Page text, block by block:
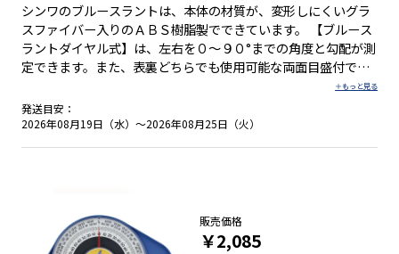
シンワのブルースラントは、本体の材質が、変形しにくいグラ
スファイバー入りのＡＢＳ樹脂製でできています。 【ブルース
ラントダイヤル式】は、左右を０～９０°までの角度と勾配が測
定できます。また、表裏どちらでも使用可能な両面目盛付で
までの角度・勾配が測定可能 ●表裏どちらでも使用可能
発送目安：
2026年08月19日（水）～2026年08月25日（火）
販売価格
￥2,085